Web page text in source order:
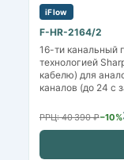
iFlow
F-HR-2164/2
16-ти канальный
технологией
кабелю) для
каналов (до 24 с
РРЦ: 40 390 ₽−10%